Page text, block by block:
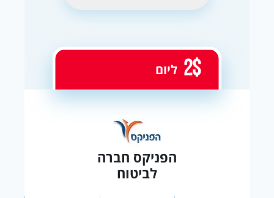
הפניקס חברה
לביטוח
2$ ליום